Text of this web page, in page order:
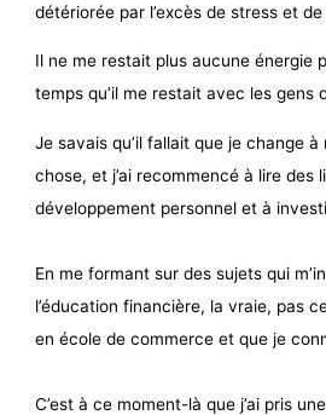
détériorée par l’excès de stress et
Il ne me restait plus aucune énergie
temps qu’il me restait avec les gens
Je savais qu’il fallait que je change
chose, et j’ai recommencé à lire des
développement personnel et à
En me formant sur des sujets qui
l’éducation financière, la vraie, pas
en école de commerce et que je
C’est à ce moment-là que j’ai pris